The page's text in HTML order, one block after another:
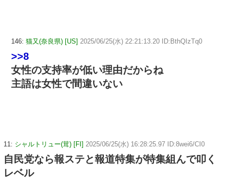
146: 猫又(奈良県) [US] 2025/06/25(水) 22:21:13.20 ID:BthQIzTq0
>>8
女性の支持率が低い理由だからね
主語は女性で間違いない
11: シャルトリュー(茸) [FI] 2025/06/25(水) 16:28:25.97 ID:8wei6/CI0
自民党なら報ステと報道特集が特集組んで叩く
レベル